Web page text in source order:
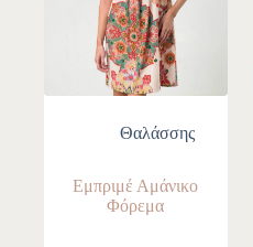
Θαλάσσης
Εμπριμέ Αμάνικο
Φόρεμα